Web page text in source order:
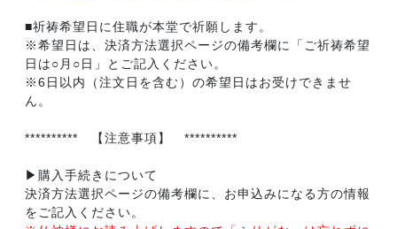
■祈祷希望日に住職が本堂で祈願します。
※希望日は、決済方法選択ページの備考欄に「ご祈祷希望
日は○月○日」とご記入ください。
※6日以内（注文日を含む）の希望日はお受けできませ
ん。
********** 【注意事項】 **********
▶購入手続きについて
決済方法選択ページの備考欄に、お申込みになる方の情報
をご記入ください。